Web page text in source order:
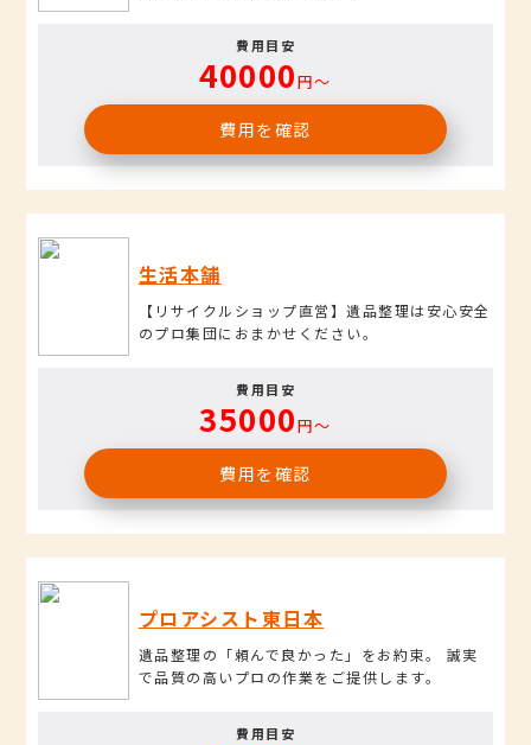
費用目安
40000円〜
費用を確認
生活本舗
【リサイクルショップ直営】遺品整理は安心安全
のプロ集団におまかせください。
費用目安
35000円〜
費用を確認
プロアシスト東日本
遺品整理の「頼んで良かった」をお約束。 誠実
で品質の高いプロの作業をご提供します。
費用目安